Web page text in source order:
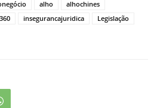
alho
alhochines
insegurancajuridica
Legislação